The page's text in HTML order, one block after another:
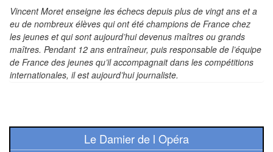
Coopératif
Gestion
Escape
Game
Vincent Moret enseigne les échecs depuis plus de vingt ans et a
eu de nombreux élèves qui ont été champions de France chez
les jeunes et qui sont aujourd’hui devenus maîtres ou grands
maîtres. Pendant 12 ans entraîneur, puis responsable de l’équipe
de France des jeunes qu’il accompagnait dans les compétitions
internationales, il est aujourd’hui journaliste.
Le Damier de l Opéra